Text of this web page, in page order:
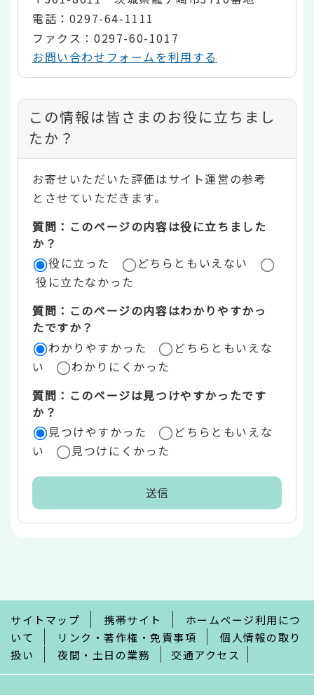
電話：0297-64-1111
ファクス：0297-60-1017
お問い合わせフォームを利用する
コ
ン
テ
ン
ツ
評
価
リ
ア
この情報は皆さまのお役に立ちまし
たか？
お寄せいただいた評価はサイト運営の参考
とさせていただきます。
質問：このページの内容は役に立ちました
か？
役に立った
どちらともいえない
役に立たなかった
質問：このページの内容はわかりやすかっ
たですか？
わかりやすかった
どちらともいえな
い
わかりにくかった
質問：このページは見つけやすかったです
か？
見つけやすかった
どちらともいえな
い
見つけにくかった
で
サイトマップ 携帯サイト
ホームページ利用につ
いて
リンク・著作権・免責事項
個人情報の取り
扱い
夜間・土日の業務 交通アクセス